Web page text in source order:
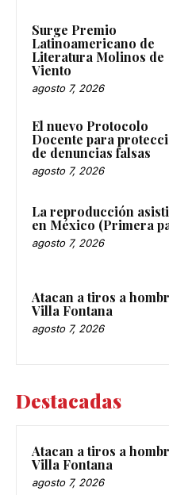
Surge Premio
Latinoamericano de
Literatura Molinos de
Viento
agosto 7, 2026
El nuevo Protocolo
Docente para
de denuncias falsas
agosto 7, 2026
La reproducción
en México (Primera
agosto 7, 2026
Atacan a tiros a
Villa Fontana
agosto 7, 2026
Destacadas
Atacan a tiros a
Villa Fontana
agosto 7, 2026